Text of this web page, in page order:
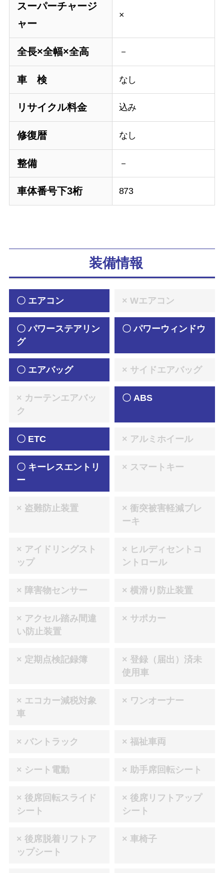
スーパーチャージ
ャー
×
全長×全幅×全高 －
車 検 なし
リサイクル料金 込み
修復暦 なし
整備 －
車体番号下3桁 873
装備情報
〇 エアコン × Wエアコン
〇 パワーステアリン
グ
〇 パワーウィンドウ
〇 エアバッグ × サイドエアバッグ
× カーテンエアバッ
ク
〇 ABS
〇 ETC × アルミホイール
〇 キーレスエントリ
ー
× スマートキー
× 盗難防止装置
× 衝突被害軽減ブレ
ーキ
× アイドリングスト
ップ
× ヒルディセントコ
ントロール
× 障害物センサー × 横滑り防止装置
× アクセル踏み間違
い防止装置
× サポカー
× 定期点検記録簿
× 登録（届出）済未
使用車
× エコカー減税対象
車
× ワンオーナー
× バントラック × 福祉車両
× シート電動 × 助手席回転シート
× 後席回転スライド
シート
× 後席リフトアップ
シート
× 後席脱着リフトア
ップシート
× 車椅子